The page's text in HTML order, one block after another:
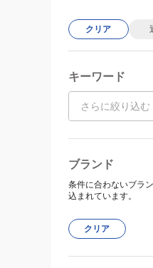
クリア
キーワード
ブランド
条件に合わないブラ
込まれています。
クリア